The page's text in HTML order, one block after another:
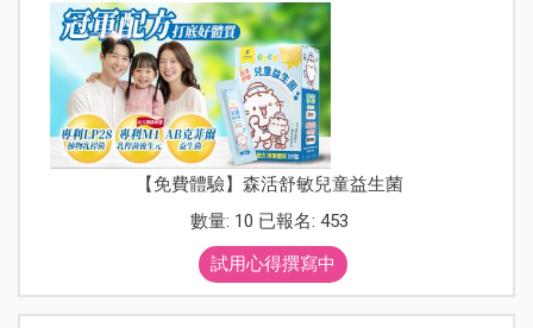
【免費體驗】森活舒敏兒童益生菌
數量: 10 已報名: 453
試用心得撰寫中